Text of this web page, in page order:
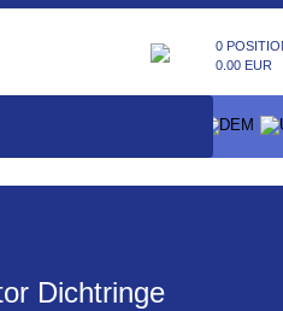
0
0.00 EUR
Dichtringe